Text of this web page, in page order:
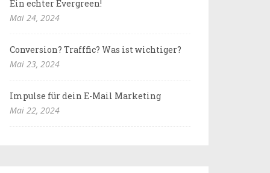
Ein echter Evergreen!
Mai 24, 2024
Conversion? Trafffic? Was ist wichtiger?
Mai 23, 2024
Impulse für dein E-Mail Marketing
Mai 22, 2024